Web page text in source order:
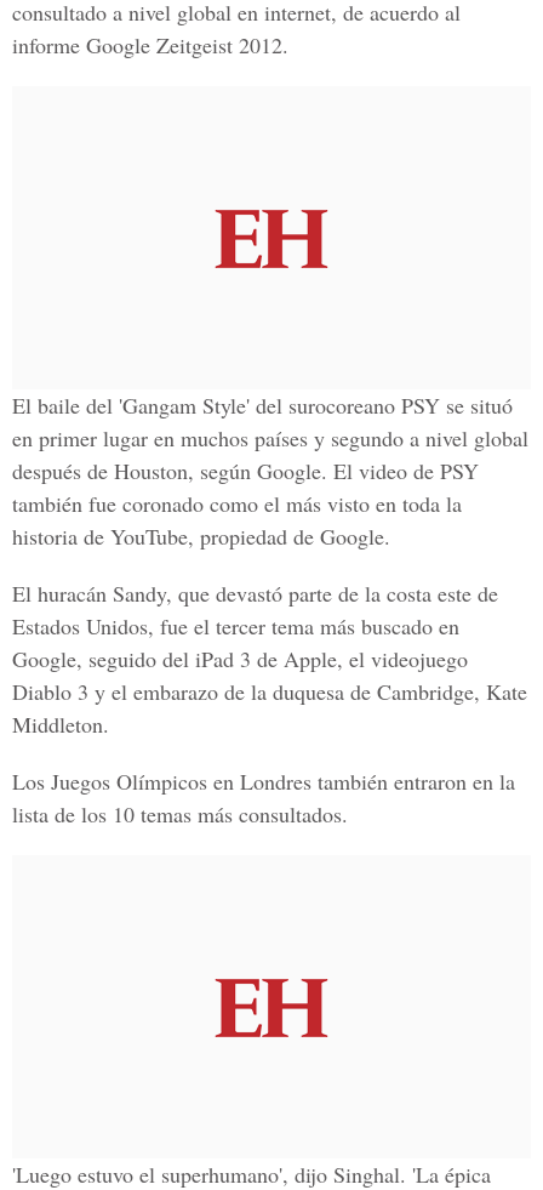
consultado a nivel global en internet, de acuerdo al
informe Google Zeitgeist 2012.
El baile del 'Gangam Style' del surocoreano PSY se situó
en primer lugar en muchos países y segundo a nivel global
después de Houston, según Google. El video de PSY
también fue coronado como el más visto en toda la
historia de YouTube, propiedad de Google.
El huracán Sandy, que devastó parte de la costa este de
Estados Unidos, fue el tercer tema más buscado en
Google, seguido del iPad 3 de Apple, el videojuego
Diablo 3 y el embarazo de la duquesa de Cambridge, Kate
Middleton.
Los Juegos Olímpicos en Londres también entraron en la
lista de los 10 temas más consultados.
'Luego estuvo el superhumano', dijo Singhal. 'La épica